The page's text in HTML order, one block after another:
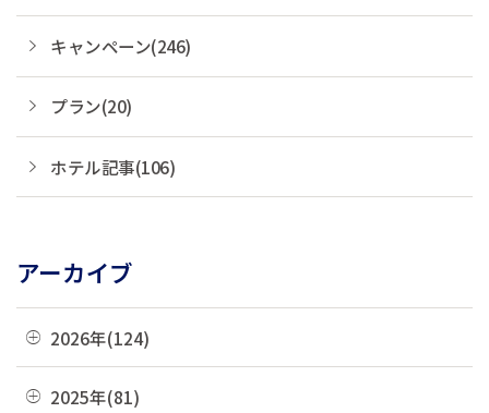
キャンペーン(246)
プラン(20)
ホテル記事(106)
アーカイブ
2026年(124)
08月(3)
2025年(81)